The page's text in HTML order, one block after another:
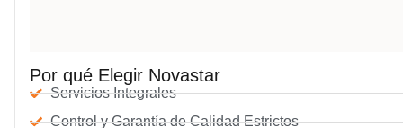
Por qué Elegir Novastar
Servicios Integrales
Control y Garantía de Calidad Estrictos